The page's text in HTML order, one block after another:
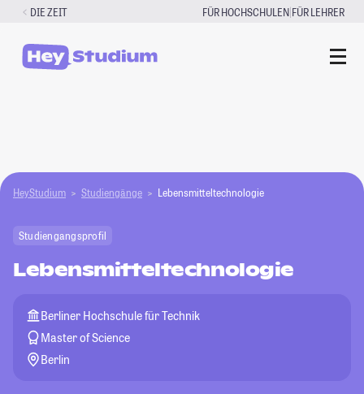
Zum
springen
DIE ZEIT FÜR HOCHSCHULEN|FÜR LEHRER
HeyStudium Studiengänge Lebensmitteltechnologie
Studiengangsprofil
Lebensmitteltechnologie
Berliner Hochschule für Technik
Master of Science
Berlin